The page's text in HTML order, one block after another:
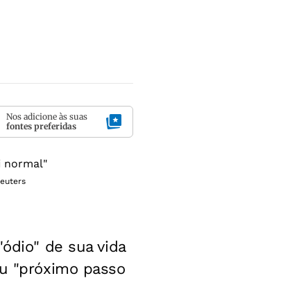
Nos adicione às suas
fontes preferidas
de sua vida
"próximo passo